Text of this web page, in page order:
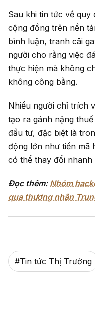
Sau khi tin tức về
cộng đồng trên nền
bình luận, tranh cãi
người cho rằng việc
thực hiện mà không
không công bằng.
Nhiều người chỉ trích
tạo ra gánh nặng
đầu tư, đặc biệt là
động lớn như tiền mã
có thể thay đổi nhanh
Đọc thêm: Nhóm
qua thương nhân
#Tin tức Thị Trường